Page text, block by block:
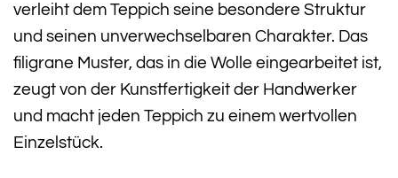
verleiht dem Teppich seine besondere Struktur
und seinen unverwechselbaren Charakter. Das
filigrane Muster, das in die Wolle eingearbeitet ist,
zeugt von der Kunstfertigkeit der Handwerker
und macht jeden Teppich zu einem wertvollen
Einzelstück.